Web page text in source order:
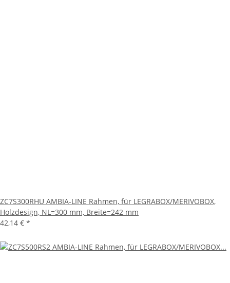
ZC7S300RHU AMBIA-LINE Rahmen, für LEGRABOX/MERIVOBOX,
Holzdesign, NL=300 mm, Breite=242 mm
42,14 € *